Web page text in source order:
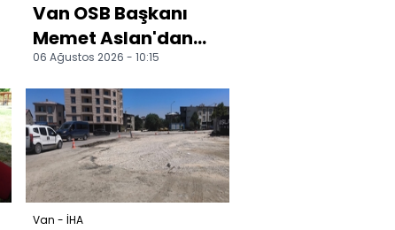
Van OSB Başkanı
Memet Aslan'dan
'Milli Dayanışma ve
Toplumsal
Bütünleşme' k...
06 Ağustos 2026 - 10:15
Van - İHA